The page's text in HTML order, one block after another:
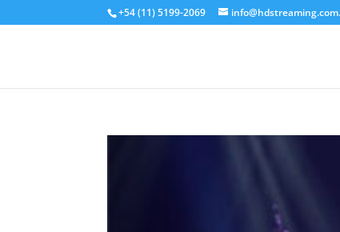
+54 (11) 5199-2069